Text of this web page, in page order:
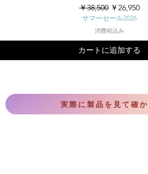
通常価格
￥38,500 セール価格
￥26,950
サマーセール2026
消費税込み
カートに追加する
実際に製品を見て確か